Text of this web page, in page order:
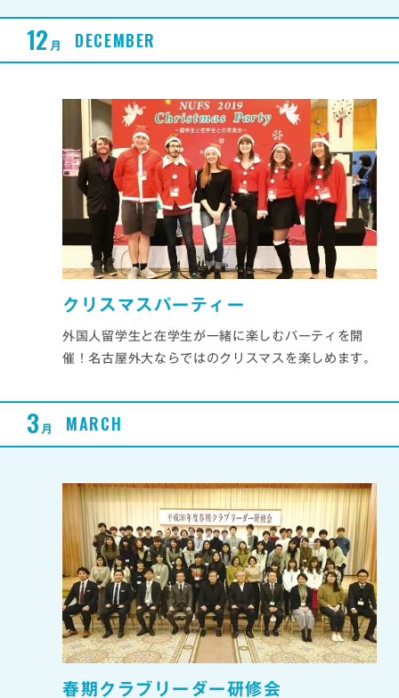
12 月 DECEMBER
クリスマスパーティー
外国人留学生と在学生が一緒に楽しむパーティを開
催！名古屋外大ならではのクリスマスを楽しめます。
3 月 MARCH
春期クラブリーダー研修会